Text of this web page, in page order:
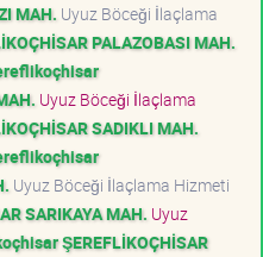
MAH. Uyuz Böceği İlaçlama
PALAZOBASI MAH.
Uyuz Böceği İlaçlama
SADIKLI MAH.
Uyuz Böceği İlaçlama Hizmeti
SARIKAYA MAH. Uyuz
ŞEREFLİKOÇHİSAR